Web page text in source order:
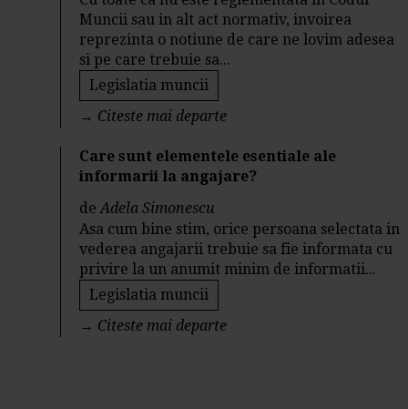
Muncii sau in alt act normativ, invoirea
reprezinta o notiune de care ne lovim adesea
si pe care trebuie sa...
Legislatia muncii
→ Citeste mai departe
Care sunt elementele esentiale ale
informarii la angajare?
deAdela Simonescu
Asa cum bine stim, orice persoana selectata in
vederea angajarii trebuie sa fie informata cu
privire la un anumit minim de informatii...
Legislatia muncii
→ Citeste mai departe